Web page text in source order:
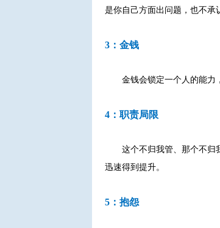
是你自己方面出问题，也不承
3：金钱
金钱会锁定一个人的能力
4：职责局限
这个不归我管、那个不归
迅速得到提升。
5：抱怨